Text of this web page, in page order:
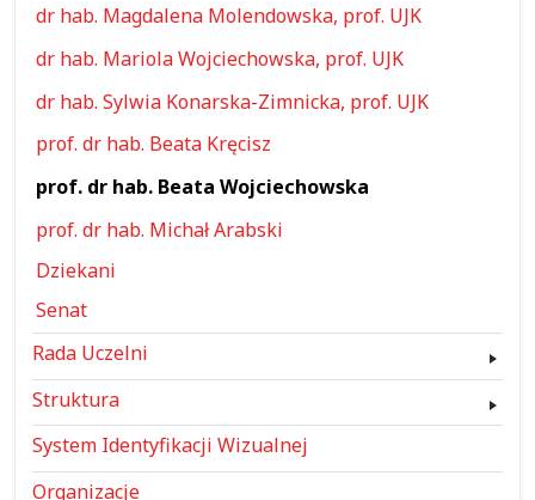
dr hab. Magdalena Molendowska, prof. UJK
dr hab. Mariola Wojciechowska, prof. UJK
dr hab. Sylwia Konarska-Zimnicka, prof. UJK
prof. dr hab. Beata Kręcisz
prof. dr hab. Beata Wojciechowska
prof. dr hab. Michał Arabski
Dziekani
Senat
Rada Uczelni
Struktura
System Identyfikacji Wizualnej
Organizacje